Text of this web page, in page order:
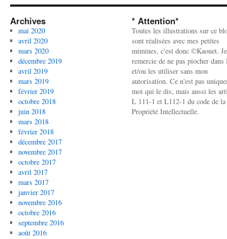
Archives
mai 2020
avril 2020
mars 2020
décembre 2019
avril 2019
mars 2019
février 2019
octobre 2018
juin 2018
mars 2018
février 2018
décembre 2017
novembre 2017
octobre 2017
avril 2017
mars 2017
janvier 2017
novembre 2016
octobre 2016
septembre 2016
août 2016
* Attention*
Toutes les illustrations sur ce
sont réalisées avec mes petites
mimines, c'est donc ©Kaouet.
remercie de ne pas piocher dans
et/ou les utiliser sans mon
autorisation. Ce n'est pas
moi qui le dis, mais aussi les
L 111-1 et L112-1 du code de la
Propriété Intellectuelle.